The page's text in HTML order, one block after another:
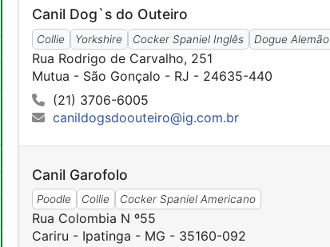
Canil Dog`s do Outeiro
Collie Yorkshire Cocker Spaniel Inglês Dogue Alemão
Rua Rodrigo de Carvalho, 251
Mutua - São Gonçalo - RJ - 24635-440
(21) 3706-6005
canildogsdoouteiro@ig.com.br
Canil Garofolo
Poodle Collie Cocker Spaniel Americano
Rua Colombia N º55
Cariru - Ipatinga - MG - 35160-092